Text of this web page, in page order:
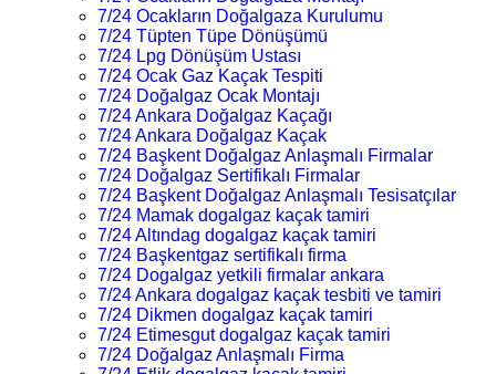
7/24 Ocakların Doğalgaza Kurulumu
7/24 Tüpten Tüpe Dönüşümü
7/24 Lpg Dönüşüm Ustası
7/24 Ocak Gaz Kaçak Tespiti
7/24 Doğalgaz Ocak Montajı
7/24 Ankara Doğalgaz Kaçağı
7/24 Ankara Doğalgaz Kaçak
7/24 Başkent Doğalgaz Anlaşmalı Firmalar
7/24 Doğalgaz Sertifikalı Firmalar
7/24 Başkent Doğalgaz Anlaşmalı Tesisatçılar
7/24 Mamak dogalgaz kaçak tamiri
7/24 Altındag dogalgaz kaçak tamiri
7/24 Başkentgaz sertifikalı firma
7/24 Dogalgaz yetkili firmalar ankara
7/24 Ankara dogalgaz kaçak tesbiti ve tamiri
7/24 Dikmen dogalgaz kaçak tamiri
7/24 Etimesgut dogalgaz kaçak tamiri
7/24 Doğalgaz Anlaşmalı Firma